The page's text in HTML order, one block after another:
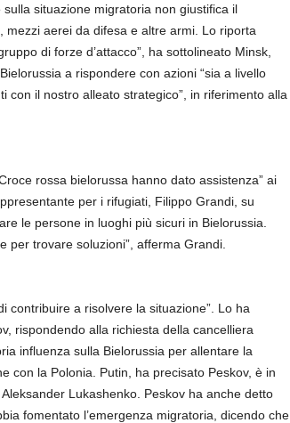
situazione migratoria non giustifica il
aerei da difesa e altre armi. Lo riporta
di forze d’attacco”, ha sottolineato Minsk,
a rispondere con azioni “sia a livello
con il nostro alleato strategico”, in riferimento alla
rossa bielorussa hanno dato assistenza” ai
per i rifugiati, Filippo Grandi, su
le persone in luoghi più sicuri in Bielorussia.
per trovare soluzioni”, afferma Grandi.
contribuire a risolvere la situazione”. Lo ha
rispondendo alla richiesta della cancelliera
influenza sulla Bielorussia per allentare la
con la Polonia. Putin, ha precisato Peskov, è in
Lukashenko. Peskov ha anche detto
fomentato l’emergenza migratoria, dicendo che